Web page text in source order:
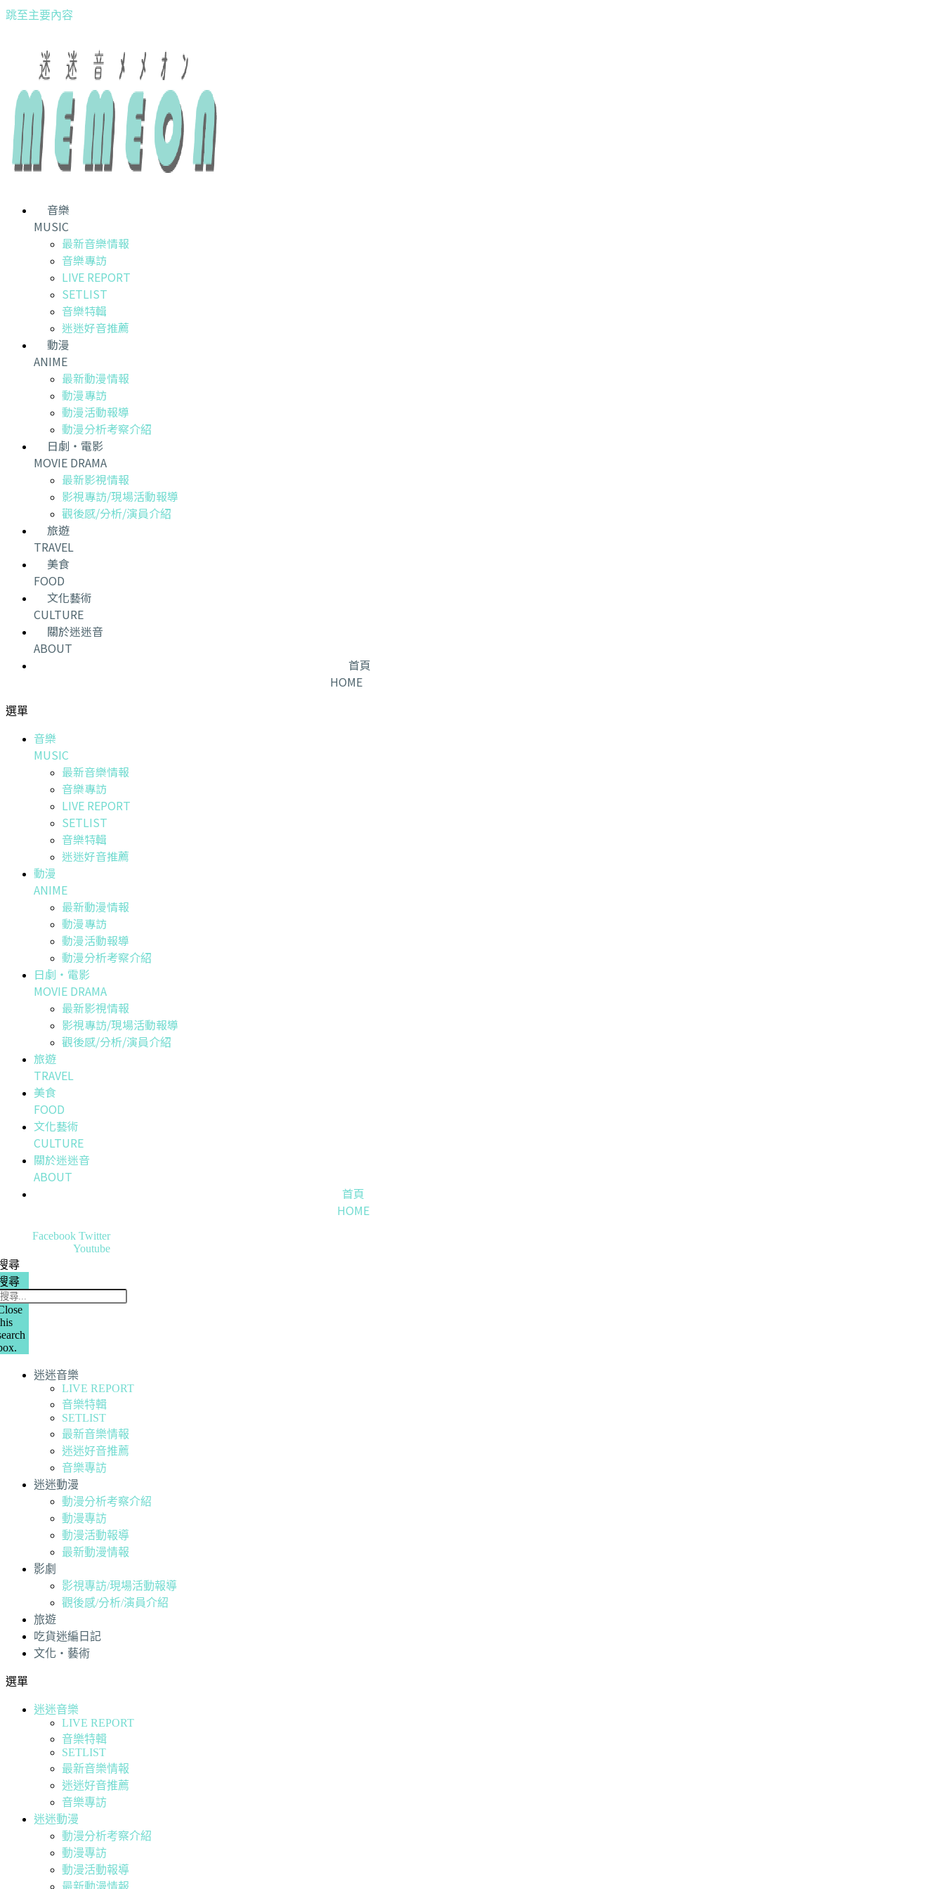
跳至主要內容
音樂
MUSIC
最新音樂情報
音樂專訪
LIVE REPORT
SETLIST
音樂特輯
迷迷好音推薦
動漫
ANIME
最新動漫情報
動漫專訪
動漫活動報導
動漫分析考察介紹
日劇・電影
MOVIE DRAMA
最新影視情報
影視專訪/現場活動報導
觀後感/分析/演員介紹
旅遊
TRAVEL
美食
FOOD
文化藝術
CULTURE
關於迷迷音
ABOUT
首頁
HOME
選單
音樂
MUSIC
最新音樂情報
音樂專訪
LIVE REPORT
SETLIST
音樂特輯
迷迷好音推薦
動漫
ANIME
最新動漫情報
動漫專訪
動漫活動報導
動漫分析考察介紹
日劇・電影
MOVIE DRAMA
最新影視情報
影視專訪/現場活動報導
觀後感/分析/演員介紹
旅遊
TRAVEL
美食
FOOD
文化藝術
CULTURE
關於迷迷音
ABOUT
首頁
HOME
Facebook Twitter
Youtube
尋
尋
迷迷音樂
LIVE REPORT
音樂特輯
SETLIST
最新音樂情報
迷迷好音推薦
音樂專訪
迷迷動漫
動漫分析考察介紹
動漫專訪
動漫活動報導
最新動漫情報
影劇
影視專訪/現場活動報導
觀後感/分析/演員介紹
旅遊
吃貨迷編日記
文化・藝術
選單
迷迷音樂
LIVE REPORT
音樂特輯
SETLIST
最新音樂情報
迷迷好音推薦
音樂專訪
迷迷動漫
動漫分析考察介紹
動漫專訪
動漫活動報導
最新動漫情報